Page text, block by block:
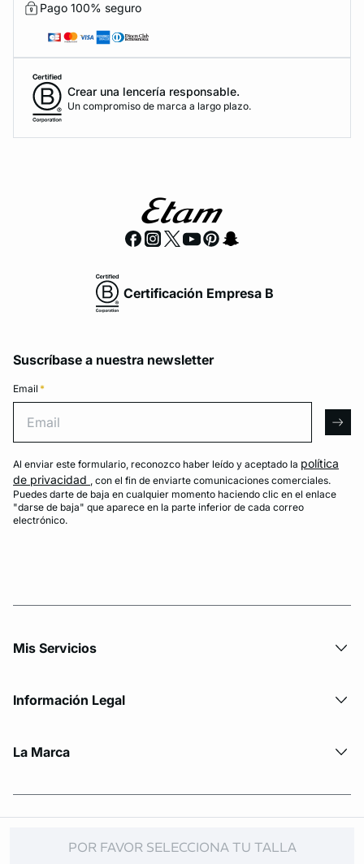
POR FAVOR SELECCIONA TU TALLA
Pago 100% seguro
Crear una lencería responsable.
Un compromiso de marca a largo plazo.
Certificación Empresa B
Suscríbase a nuestra newsletter
Email *
Al enviar este formulario, reconozco haber leído y aceptado la política
de privacidad , con el fin de enviarte comunicaciones comerciales.
Puedes darte de baja en cualquier momento haciendo clic en el enlace
"darse de baja" que aparece en la parte inferior de cada correo
electrónico.
Mis Servicios
Información Legal
La Marca